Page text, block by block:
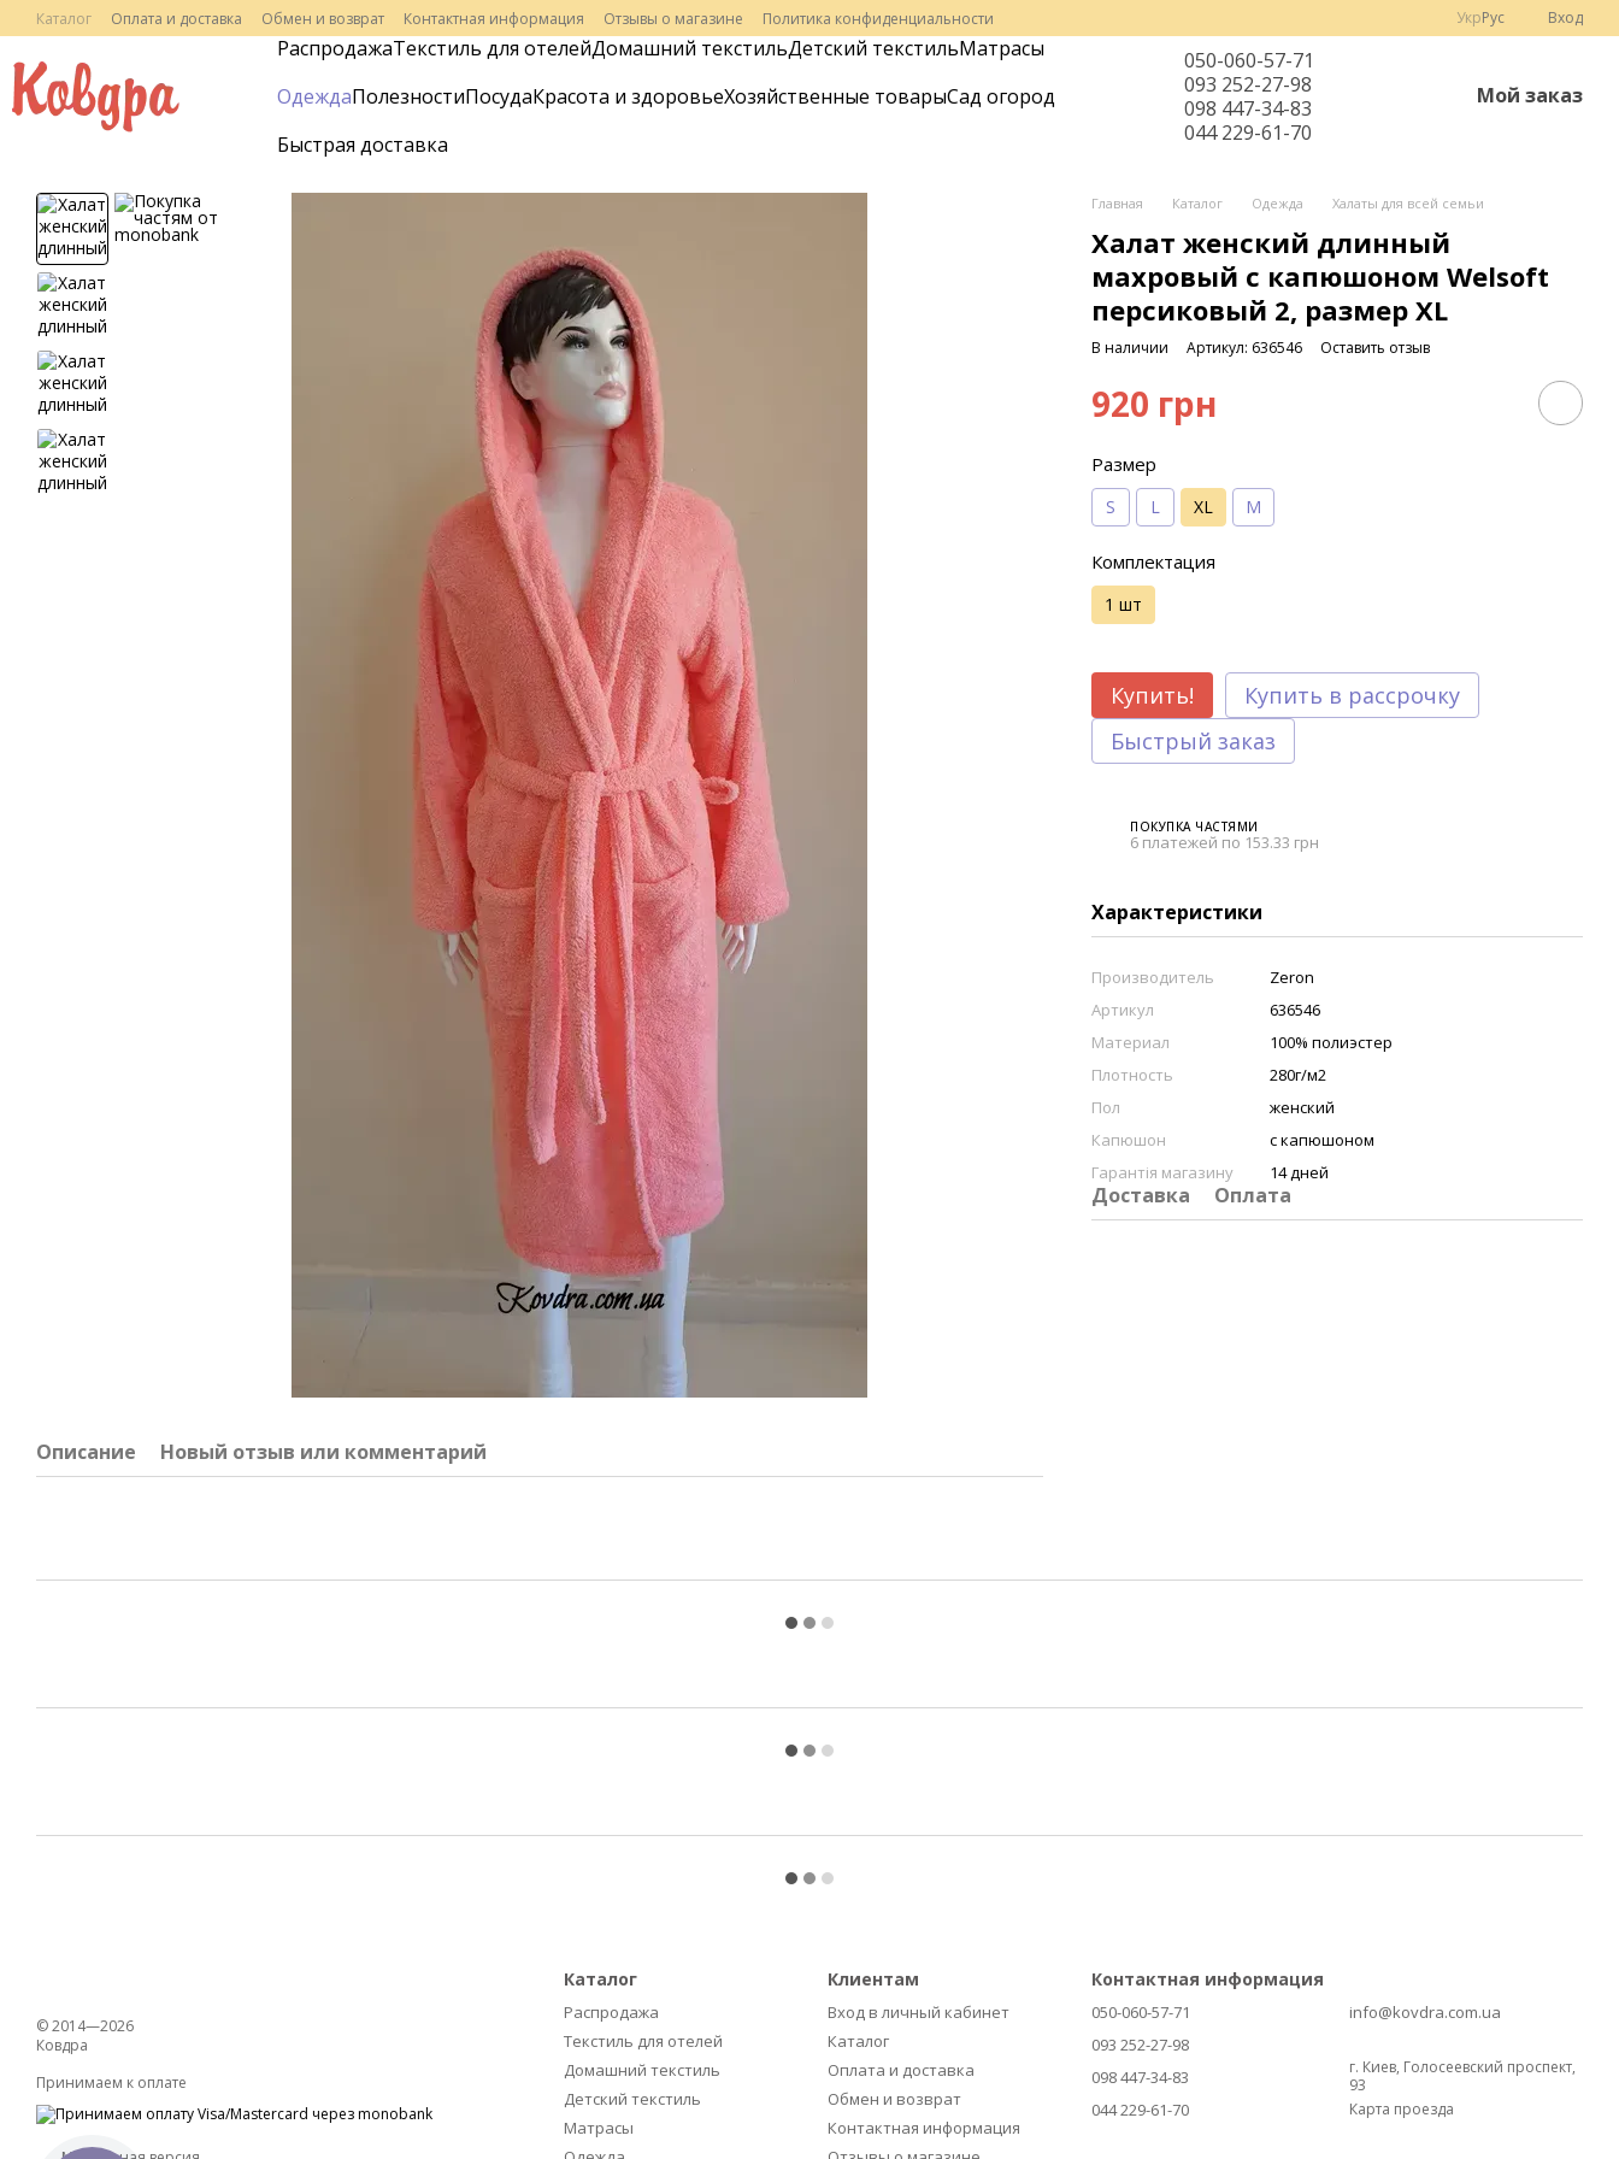
Перейти к основному контенту
Каталог Оплата и доставка Обмен и возврат Контактная информация Отзывы о магазине Политика конфиденциальности УкрРус Вход
РаспродажаТекстиль для отелейДомашний текстильДетский текстильМатрасы
ОдеждаПолезностиПосудаКрасота и здоровьеХозяйственные товарыСад огород
Быстрая доставка
050-060-57-71
093 252-27-98
098 447-34-83
044 229-61-70
Мой заказ
Описание Новый отзыв или комментарий
Главная Каталог Одежда Халаты для всей семьи
Халат женский длинный
махровый с капюшоном Welsoft
персиковый 2, размер XL
В наличии Артикул: 636546 Оставить отзыв
920 грн
Размер
S L XL M
Комплектация
1 шт
Купить!
Купить в рассрочку
Быстрый заказ
ПОКУПКА ЧАСТЯМИ
6 платежей по 153.33 грн
Характеристики
Производитель
Zeron
Артикул
636546
Материал
100% полиэстер
Плотность
280г/м2
Пол
женский
Капюшон
с капюшоном
Гарантія магазину
14 дней
Доставка Оплата
© 2014—2026
Ковдра
Принимаем к оплате
Каталог
Распродажа
Текстиль для отелей
Домашний текстиль
Детский текстиль
Матрасы
Клиентам
Вход в личный кабинет
Каталог
Оплата и доставка
Обмен и возврат
Контактная информация
Контактная информация
050-060-57-71
093 252-27-98
098 447-34-83
044 229-61-70
info@kovdra.com.ua
г. Киев, Голосеевский проспект,
93
Карта проезда